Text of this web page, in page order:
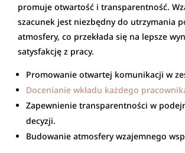
promuje otwartość i transparentność.
szacunek jest niezbędny do utrzymania
atmosfery, co przekłada się na lepsze
satysfakcję z pracy.
Promowanie otwartej komunikacji w
Docenianie wkładu każdego
Zapewnienie transparentności w
decyzji.
Budowanie atmosfery wzajemnego